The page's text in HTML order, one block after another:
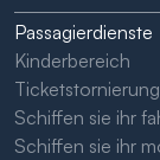
Passagierdienste
Kinderbereich
Ticketstornierung
Schiffen sie ihr
Schiffen sie ihr